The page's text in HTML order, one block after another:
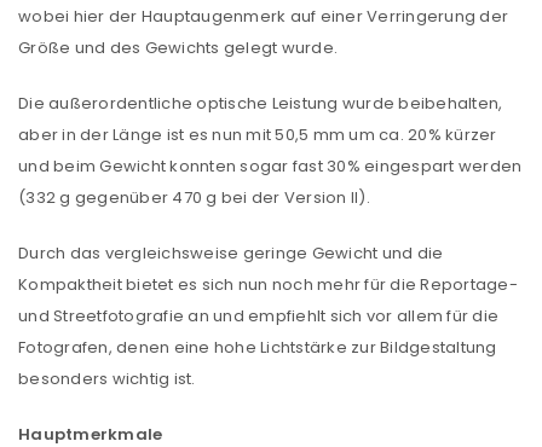
wobei hier der Hauptaugenmerk auf einer Verringerung der
Größe und des Gewichts gelegt wurde.
Die außerordentliche optische Leistung wurde beibehalten,
aber in der Länge ist es nun mit 50,5 mm um ca. 20% kürzer
und beim Gewicht konnten sogar fast 30% eingespart werden
(332 g gegenüber 470 g bei der Version II).
Durch das vergleichsweise geringe Gewicht und die
Kompaktheit bietet es sich nun noch mehr für die Reportage-
und Streetfotografie an und empfiehlt sich vor allem für die
Fotografen, denen eine hohe Lichtstärke zur Bildgestaltung
besonders wichtig ist.
Hauptmerkmale